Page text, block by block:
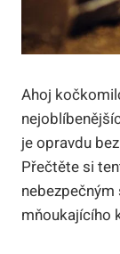
Ahoj
je opravdu
Přečtěte si
mňoukajícího